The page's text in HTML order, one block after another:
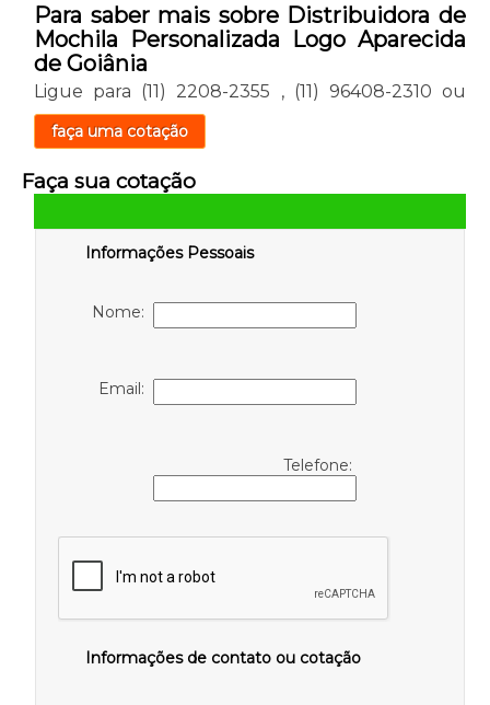
Para saber mais sobre Distribuidora de
Mochila Personalizada Logo Aparecida
de Goiânia
Ligue para (11) 2208-2355 , (11) 96408-2310 ou
faça uma cotação
Faça sua cotação
Informações Pessoais
Nome:
Email:
Telefone:
Informações de contato ou cotação